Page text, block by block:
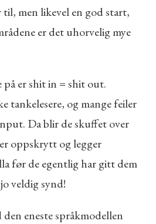
men likevel en god start,
er det uhorvelig mye
er shit in = shit out.
tankelesere, og mange feiler
Da blir de skuffet over
oppskrytt og legger
før de egentlig har gitt dem
veldig synd!
eneste språkmodellen